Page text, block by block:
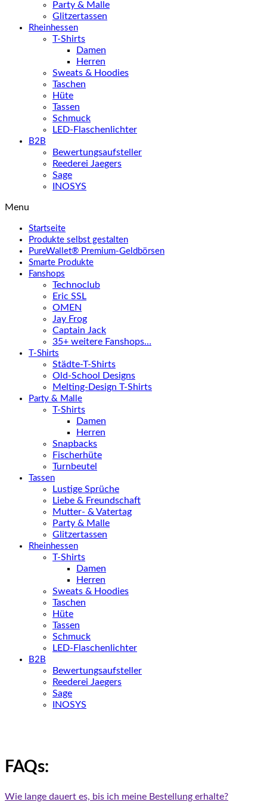
Party & Malle
Glitzertassen
Rheinhessen
T-Shirts
Damen
Herren
Sweats & Hoodies
Taschen
Hüte
Tassen
Schmuck
LED-Flaschenlichter
B2B
Bewertungsaufsteller
Reederei Jaegers
Sage
INOSYS
Menu
Startseite
Produkte selbst gestalten
PureWallet® Premium-Geldbörsen
Smarte Produkte
Fanshops
Technoclub
Eric SSL
OMEN
Jay Frog
Captain Jack
35+ weitere Fanshops…
T-Shirts
Städte-T-Shirts
Old-School Designs
Melting-Design T-Shirts
Party & Malle
T-Shirts
Damen
Herren
Snapbacks
Fischerhüte
Turnbeutel
Tassen
Lustige Sprüche
Liebe & Freundschaft
Mutter- & Vatertag
Party & Malle
Glitzertassen
Rheinhessen
T-Shirts
Damen
Herren
Sweats & Hoodies
Taschen
Hüte
Tassen
Schmuck
LED-Flaschenlichter
B2B
Bewertungsaufsteller
Reederei Jaegers
Sage
INOSYS
FAQs:
Wie lange dauert es, bis ich meine Bestellung erhalte?